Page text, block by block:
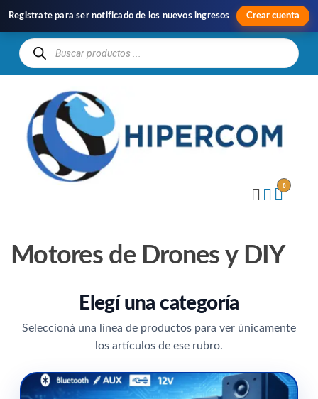
Registrate para ser notificado de los nuevos ingresos Crear cuenta
0
Motores de Drones y DIY
Elegí una categoría
Seleccioná una línea de productos para ver únicamente
los artículos de ese rubro.